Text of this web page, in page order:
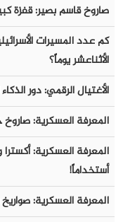
صاروخ قاسم بصير: قفزة
كم عدد المسيرات
الأثناعشر يوماً؟
الأغتيال الرقمي: دور
المعرفة العسكرية: صاروخ
المعرفة العسكرية: أكسترا
أستخداماً!
المعرفة العسكرية: